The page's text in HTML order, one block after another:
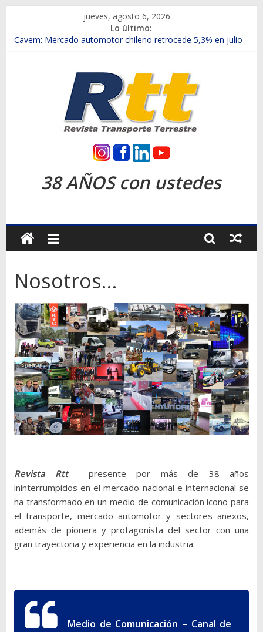
contenido
jueves, agosto 6, 2026
Lo último:
Chile es el primer mercado internacional en lanzar la nueva
Salfa suma vehículos electrificados de Chevrolet en el Biobío
Samex amplía su red con nuevas sucursales en Rancagua y
SINOTRUK Pick-ups presentó la recién estrenada Bolden en
la Expo Compras Públicas 2026
Revista
Transporte
Terrestre
Autos,
camiones,
motos,
información
del
mundo
del
transporte
38 AÑOS con ustedes
Nosotros…
Revista Rttpresente por más de 38 años
ininterrumpidos en el mercado nacional e internacional se
ha transformado en un medio de comunicación ícono para
el transporte, mercado automotor y sectores anexos,
además de pionera y protagonista del sector con una
gran trayectoria y experiencia en la industria.
Medio de Comunicación – Canal de